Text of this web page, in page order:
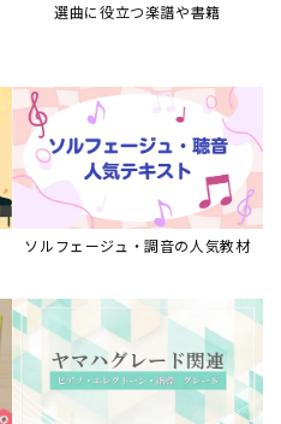
選曲に役立つ楽譜や書籍
ソルフェージュ・調音の人気教材